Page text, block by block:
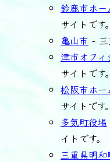
鈴鹿市ホー
サイトです。
亀山市 - 三
津市オフィ
サイトです。
松阪市ホー
サイトです。
多気町役場
イトです。
三重県明和